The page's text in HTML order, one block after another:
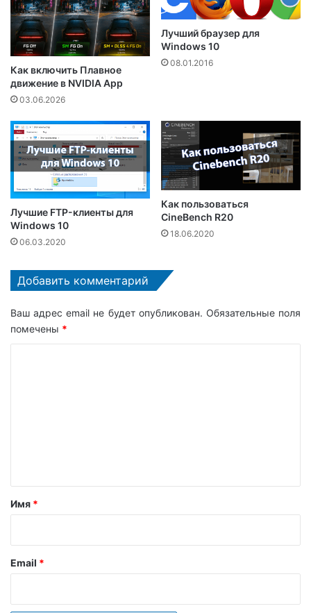
Как включить Плавное
движение в NVIDIA App
03.06.2026
Лучший браузер для
Windows 10
08.01.2016
Лучшие FTP-клиенты для
Windows 10
06.03.2020
Как пользоваться
CineBench R20
18.06.2020
Добавить комментарий
Ваш адрес email не будет опубликован. Обязательные поля
помечены *
а
й
Имя *
Email *